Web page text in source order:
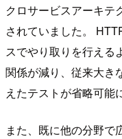
クロサービスアーキテ
されていました。
スでやり取りを行える
関係が減り、従来大き
えたテストが省略可能
また、既に他の分野で